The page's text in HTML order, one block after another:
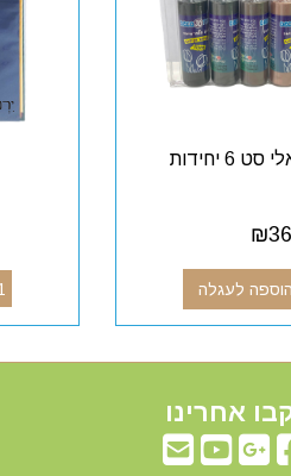
יחידות
₪36
הוספה לעגלה
אחרינו